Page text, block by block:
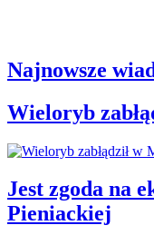
Najnowsze
Wieloryb
Jest zgoda na
Pieniackiej